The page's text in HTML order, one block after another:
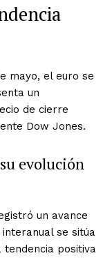
mayo, el euro se
un
de cierre
Dow Jones.
evolución
un avance
se sitúa
tendencia positiva